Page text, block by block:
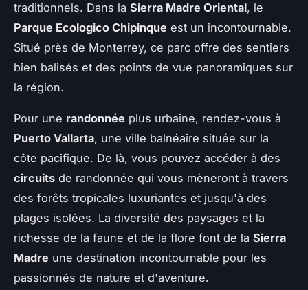
traditionnels. Dans la Sierra Madre Oriental, le
Parque Ecologico Chipinque est un incontournable.
Situé près de Monterrey, ce parc offre des sentiers
bien balisés et des points de vue panoramiques sur
la région.
Pour une randonnée plus urbaine, rendez-vous à
Puerto Vallarta, une ville balnéaire située sur la
côte pacifique. De là, vous pouvez accéder à des
circuits de randonnée qui vous mèneront à travers
des forêts tropicales luxuriantes et jusqu'à des
plages isolées. La diversité des paysages et la
richesse de la faune et de la flore font de la Sierra
Madre une destination incontournable pour les
passionnés de nature et d'aventure.